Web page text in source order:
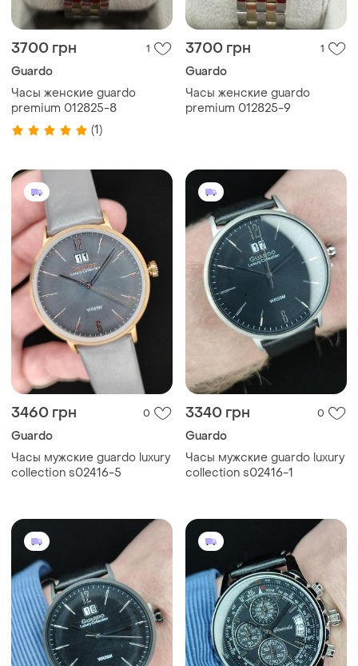
3700 грн 1
Guardo
Часы женские guardo
premium 012825-8
(1)
3700 грн 1
Guardo
Часы женские guardo
premium 012825-9
3460 грн 0
Guardo
Часы мужские guardo luxury
collection s02416-5
3340 грн 0
Guardo
Часы мужские guardo luxury
collection s02416-1